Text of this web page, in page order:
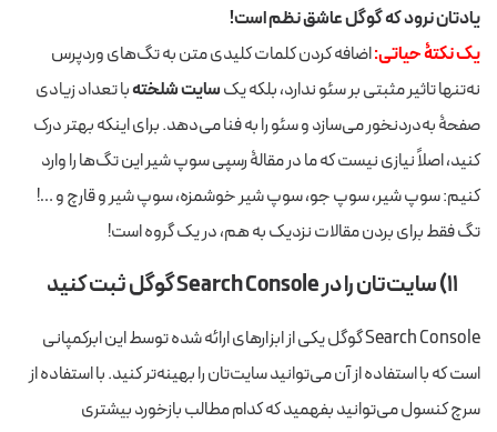
یادتان نرود که گوگل عاشق نظم است!
یک نکتۀ حیاتی:اضافه کردن کلمات کلیدی متن به تگ‌های وردپرس
نه‌تنها تاثیر مثبتی بر سئو ندارد، بلکه یکسایت شلختهبا تعداد زیادی
صفحۀ به‌دردنخور می‌سازد و سئو را به فنا می‌دهد. برای اینکه بهتر درک
کنید، اصلاً نیازی نیست که ما در مقالۀ رسپی سوپ شیر این تگ‌ها را وارد
کنیم: سوپ شیر، سوپ جو، سوپ شیر خوشمزه، سوپ شیر و قارچ و …!
تگ فقط برای بردن مقالات نزدیک به هم، در یک گروه است!
۱۱) سایت‌تان را در Search Consoleگوگل ثبت کنید
Search Console گوگل یکی از ابزارهای ارائه شده توسط این ابرکمپانی
است که با استفاده از آن می‌توانید سایت‌تان را بهینه‌تر کنید. با استفاده از
سرچ کنسول می‌توانید بفهمید که کدام مطالب بازخورد بیشتری